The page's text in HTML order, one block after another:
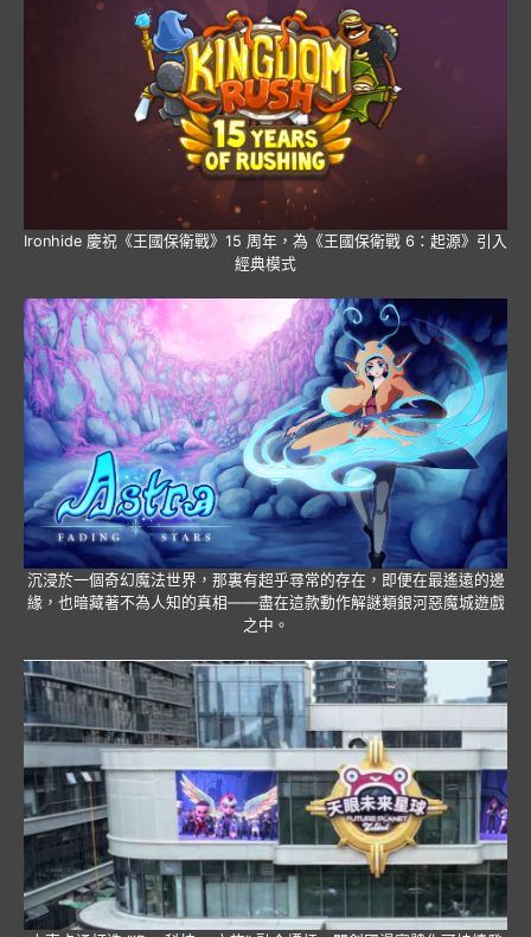
Ironhide 慶祝《王國保衛戰》15 周年，為《王國保衛戰 6：起源》引入
經典模式
沉浸於一個奇幻魔法世界，那裏有超乎尋常的存在，即便在最遙遠的邊
緣，也暗藏著不為人知的真相——盡在這款動作解謎類銀河惡魔城遊戲
之中。